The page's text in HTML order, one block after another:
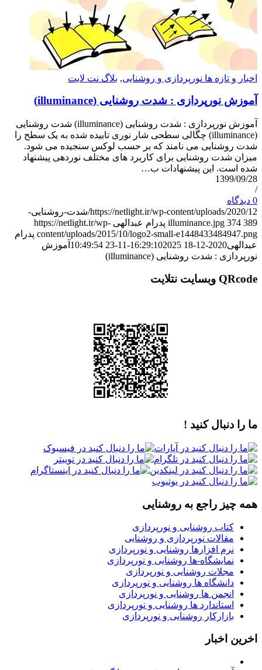
اخبار و تازه ها نورپردازی و روشنایی, بلاگ نت لایت
آموزش نورپردازی : شدت روشنایی (illuminance)
آموزش نورپردازی : شدت روشنایی (illuminance) شدت روشنایی
(illuminance) چگالی سطحی شار نوری تابیده شده به یک سطح را
شدت روشنایی می نامند که بر حسب لوکس سنجیده می شود.
میزان شدت روشنایی برای کاربرد های مختلف نوردهی پیشنهاد
شده است. این پیشنهادات ب…
1399/09/28
/
0 دیدگاه
https://netlight.ir/wp-content/uploads/2020/12/شدت-روشنایی-
illuminance.jpg 374 389 پدرام عبدالهی https://netlight.ir/wp-
content/uploads/2015/10/logo2-small-e1448433484947.png پدرام
عبدالهی2020-12-18 16:29:10
2025-11-23 10:49:54
آموزش
نورپردازی : شدت روشنایی (illuminance)
QRcode وبسایت نتلایت
ما را دنبال کنید !
همه چیز راجع به روشنایی
کتاب روشنایی و نورپردازی
مقالات نورپردازی و روشنایی
نرم افزارها روشنایی و نورپردازی
نمایشگاه-ها روشنایی و نورپردازی
مجلات روشنایی و نورپردازی
دانشگاه ها روشنایی و نورپردازی
انجمن ها روشنایی و نورپردازی
استاندارد ها روشنایی و نورپردازی
بازارکار روشنایی و نورپردازی
اخرین اخبار